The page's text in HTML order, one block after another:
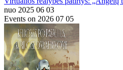
nuo 2025 06 03
Events on 2026 07 05